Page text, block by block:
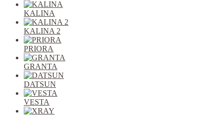
KALINA
KALINA 2
PRIORA
GRANTA
DATSUN
VESTA